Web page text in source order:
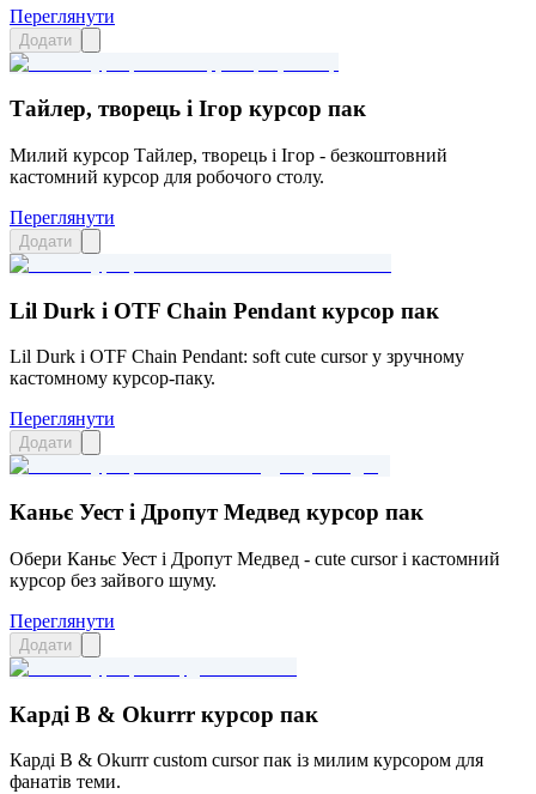
Переглянути
Додати
Тайлер, творець і Ігор курсор пак
Милий курсор Тайлер, творець і Ігор - безкоштовний
кастомний курсор для робочого столу.
Переглянути
Додати
Lil Durk і OTF Chain Pendant курсор пак
Lil Durk і OTF Chain Pendant: soft cute cursor у зручному
кастомному курсор-паку.
Переглянути
Додати
Каньє Уест і Дропут Медвед курсор пак
Обери Каньє Уест і Дропут Медвед - cute cursor і кастомний
курсор без зайвого шуму.
Переглянути
Додати
Карді B & Okurrr курсор пак
Карді B & Okurrr custom cursor пак із милим курсором для
фанатів теми.